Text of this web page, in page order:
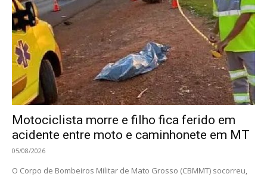
Motociclista morre e filho fica ferido em
acidente entre moto e caminhonete em MT
05/08/2026
O Corpo de Bombeiros Militar de Mato Grosso (CBMMT) socorreu,